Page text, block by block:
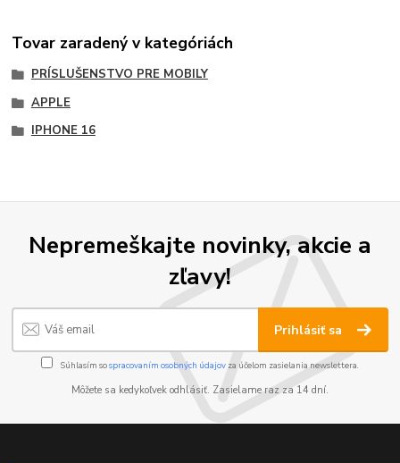
Tovar zaradený v kategóriách
PRÍSLUŠENSTVO PRE MOBILY
APPLE
IPHONE 16
Nepremeškajte novinky, akcie a
zľavy!
Prihlásiť sa
Súhlasím sospracovaním osobných údajov za účelom zasielania newslettera.
Môžete sa kedykoľvek odhlásiť. Zasielame raz za 14 dní.